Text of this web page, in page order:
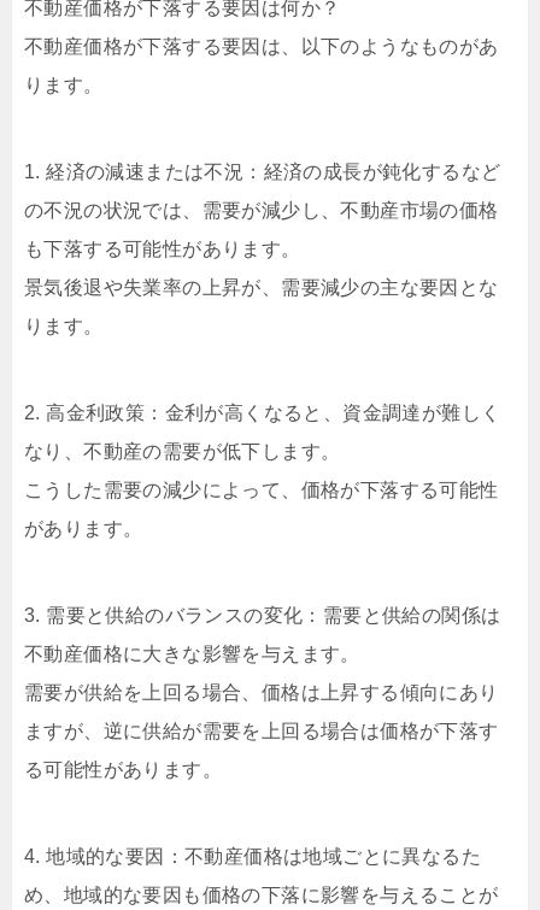
不動産価格が下落する要因は何か？
不動産価格が下落する要因は、以下のようなものがあ
ります。
1. 経済の減速または不況：経済の成長が鈍化するなど
の不況の状況では、需要が減少し、不動産市場の価格
も下落する可能性があります。
景気後退や失業率の上昇が、需要減少の主な要因とな
ります。
2. 高金利政策：金利が高くなると、資金調達が難しく
なり、不動産の需要が低下します。
こうした需要の減少によって、価格が下落する可能性
があります。
3. 需要と供給のバランスの変化：需要と供給の関係は
不動産価格に大きな影響を与えます。
需要が供給を上回る場合、価格は上昇する傾向にあり
ますが、逆に供給が需要を上回る場合は価格が下落す
る可能性があります。
4. 地域的な要因：不動産価格は地域ごとに異なるた
め、地域的な要因も価格の下落に影響を与えることが